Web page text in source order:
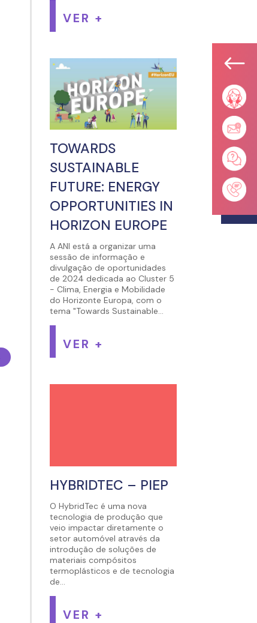
VER +
TOWARDS
SUSTAINABLE
FUTURE: ENERGY
OPPORTUNITIES IN
HORIZON EUROPE
A ANI está a organizar uma
sessão de informação e
divulgação de oportunidades
de 2024 dedicada ao Cluster 5
- Clima, Energia e Mobilidade
do Horizonte Europa, com o
tema "Towards Sustainable...
VER +
HYBRIDTEC – PIEP
O HybridTec é uma nova
tecnologia de produção que
veio impactar diretamente o
setor automóvel através da
introdução de soluções de
materiais compósitos
termoplásticos e de tecnologia
de...
VER +
#